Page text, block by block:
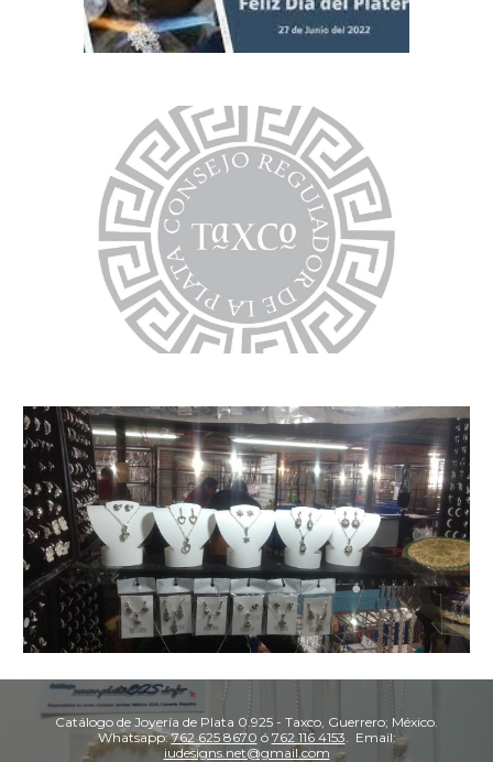
Catálogo de Joyería de Plata 0.925 - Taxco, Guerrero; México.
Whatsapp:762 625 8670 ó 762 116 4153. Email:
iudesigns.net@gmail.com